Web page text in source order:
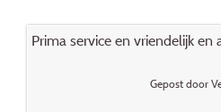
Prima service en vriendelijk en
Gepost door